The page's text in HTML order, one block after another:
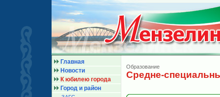
Главная
Новости
К юбилею города
Город и район
Образование
Средне-